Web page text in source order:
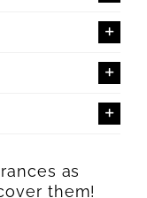
as
them!